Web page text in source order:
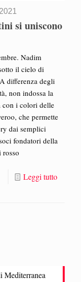
si uniscono
Nadim
il cielo di
differenza degli
non indossa la
con i colori delle
che permette
dai semplici
fondatori della
Leggi tutto
Mediterranea